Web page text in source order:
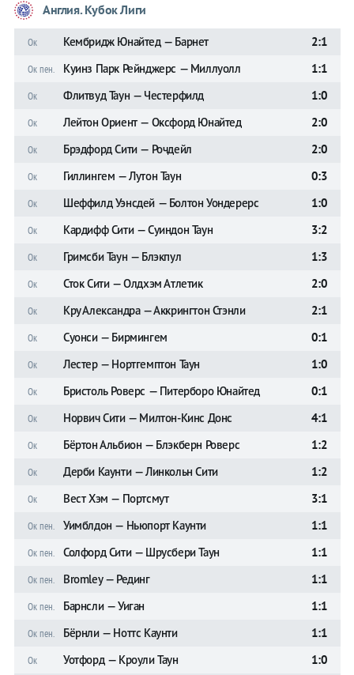
Англия. Кубок Лиги
Ок Кембридж Юнайтед — Барнет 2:1
Ок пен. Куинз Парк Рейнджерс — Миллуолл 1:1
Ок Флитвуд Таун — Честерфилд 1:0
Ок Лейтон Ориент — Оксфорд Юнайтед 2:0
Ок Брэдфорд Сити — Рочдейл 2:0
Ок Гиллингем — Лутон Таун 0:3
Ок Шеффилд Уэнсдей — Болтон Уондерерс 1:0
Ок Кардифф Сити — Суиндон Таун 3:2
Ок Гримсби Таун — Блэкпул 1:3
Ок Сток Сити — Олдхэм Атлетик 2:0
Ок Кру Александра — Аккрингтон Стэнли 2:1
Ок Суонси — Бирмингем 0:1
Ок Лестер — Нортгемптон Таун 1:0
Ок Бристоль Роверс — Питерборо Юнайтед 0:1
Ок Норвич Сити — Милтон-Кинс Донс 4:1
Ок Бёртон Альбион — Блэкберн Роверс 1:2
Ок Дерби Каунти — Линкольн Сити 1:2
Ок Вест Хэм — Портсмут 3:1
Ок пен. Уимблдон — Ньюпорт Каунти 1:1
Ок пен. Солфорд Сити — Шрусбери Таун 1:1
Ок пен. Bromley — Рединг 1:1
Ок пен. Барнсли — Уиган 1:1
Ок пен. Бёрнли — Ноттс Каунти 1:1
Ок Уотфорд — Кроули Таун 1:0